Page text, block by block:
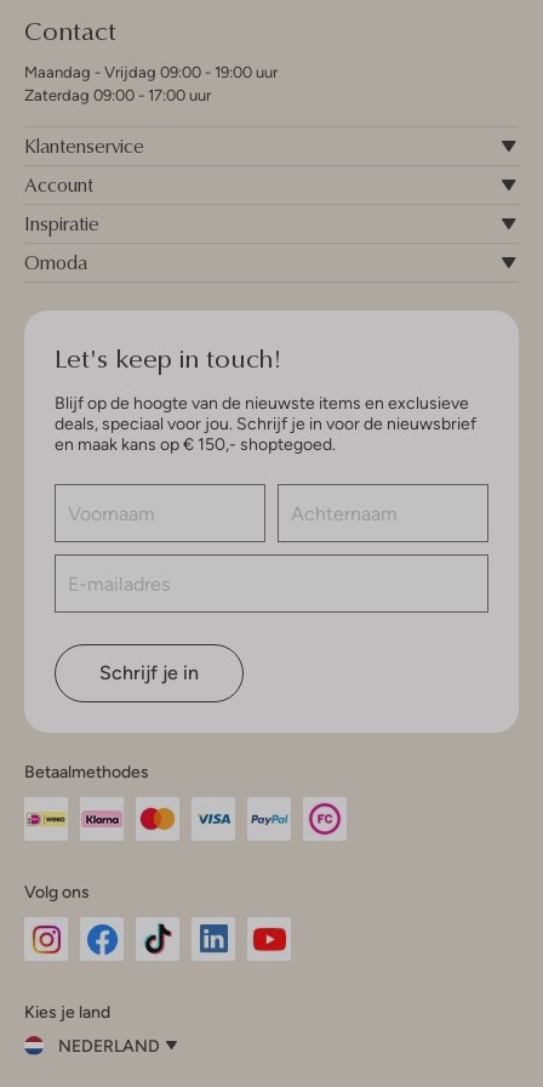
Contact
Maandag - Vrijdag 09:00 - 19:00 uur
Zaterdag 09:00 - 17:00 uur
Klantenservice
Account
Inspiratie
Omoda
Let's keep in touch!
Blijf op de hoogte van de nieuwste items en exclusieve
deals, speciaal voor jou. Schrijf je in voor de nieuwsbrief
en maak kans op € 150,- shoptegoed.
Schrijf je in
Betaalmethodes
Volg ons
InstagramFacebook
Kies je land
NEDERLAND